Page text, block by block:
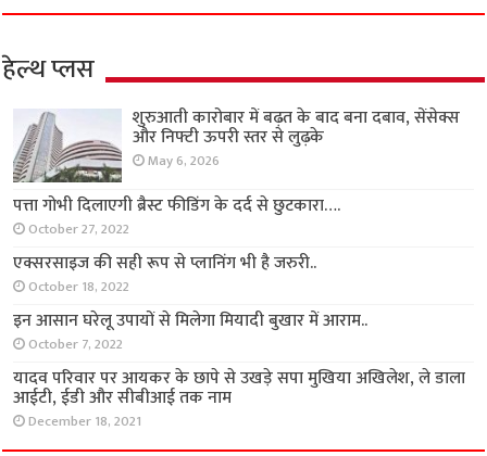
हेल्थ प्लस
शुरुआती कारोबार में बढ़त के बाद बना दबाव, सेंसेक्स
और निफ्टी ऊपरी स्तर से लुढ़के
May 6, 2026
पत्ता गोभी दिलाएगी ब्रैस्ट फीडिंग के दर्द से छुटकारा….
October 27, 2022
एक्सरसाइज की सही रूप से प्लानिंग भी है जरुरी..
October 18, 2022
इन आसान घरेलू उपायों से मिलेगा मियादी बुखार में आराम..
October 7, 2022
यादव परिवार पर आयकर के छापे से उखड़े सपा मुखिया अखिलेश, ले डाला
आईटी, ईडी और सीबीआई तक नाम
December 18, 2021